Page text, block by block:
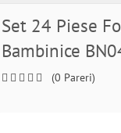
Set 24 Piese
Bambinice
(0 Pareri)